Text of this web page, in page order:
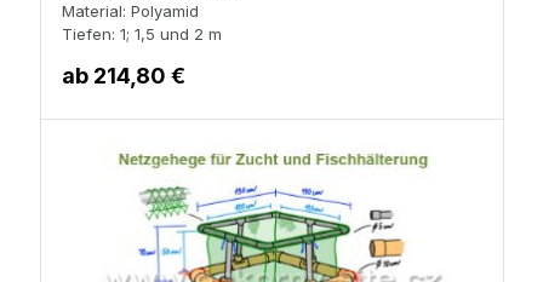
Material: Polyamid
Tiefen: 1; 1,5 und 2 m
ab 214,80 €